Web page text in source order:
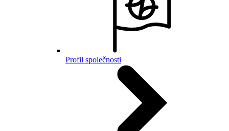
Profil společnosti